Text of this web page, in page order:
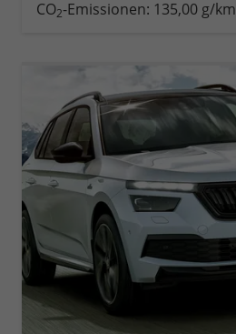
CO2-Emissionen: 135,00 g/km